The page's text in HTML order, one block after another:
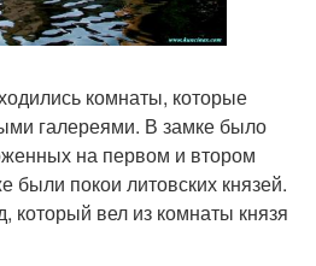
комнаты, которые
галереями. В замке было
на первом и втором
были покои литовских князей.
который вел из комнаты князя